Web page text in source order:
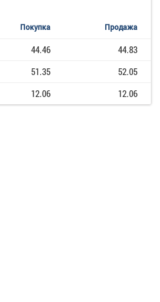
Покупка Продажа
44.46
44.83
51.35
52.05
12.06 12.06